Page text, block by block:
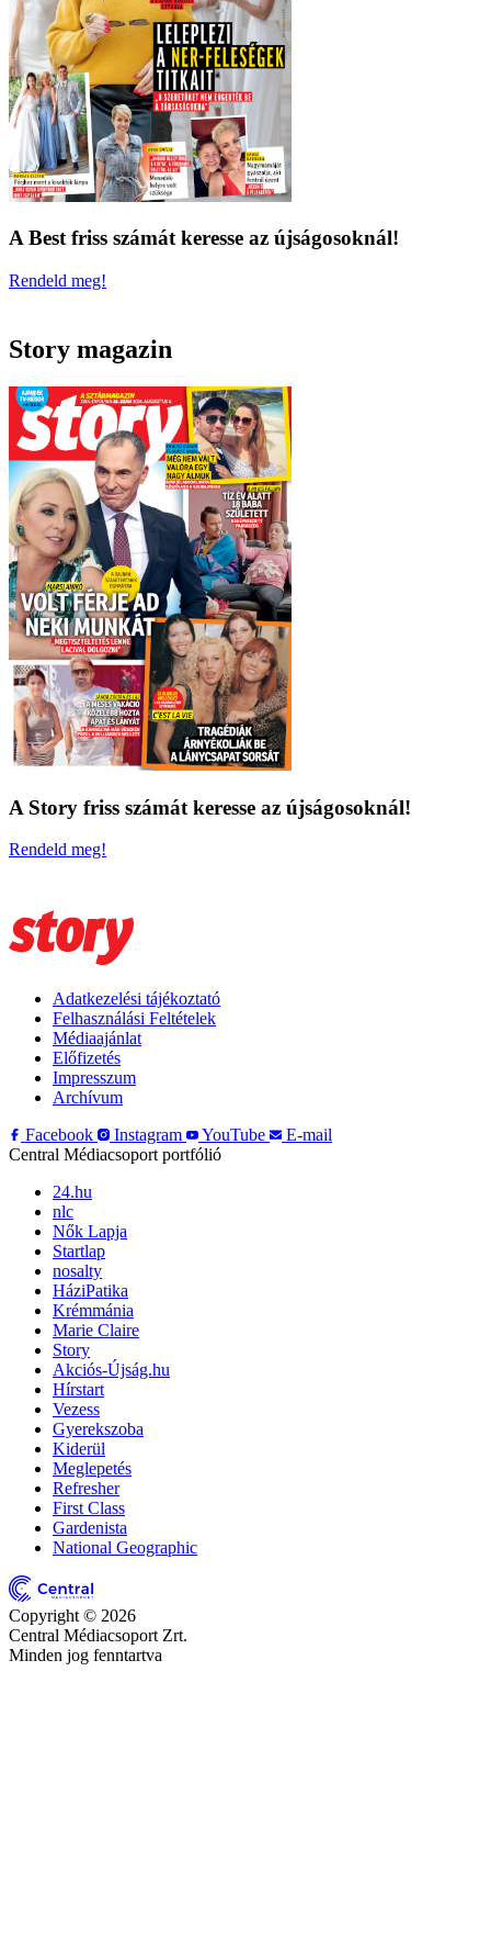
A Best friss számát keresse az újságosoknál!
Rendeld meg!
Story magazin
A Story friss számát keresse az újságosoknál!
Rendeld meg!
Adatkezelési tájékoztató
Felhasználási Feltételek
Médiaajánlat
Előfizetés
Impresszum
Archívum
Facebook
Instagram YouTube
E-mail
Central Médiacsoport portfólió
24.hu
nlc
Nők Lapja
Startlap
nosalty
HáziPatika
Krémmánia
Marie Claire
Story
Akciós-Újság.hu
Hírstart
Vezess
Gyerekszoba
Kiderül
Meglepetés
Refresher
First Class
Gardenista
National Geographic
Copyright © 2026
Central Médiacsoport Zrt.
Minden jog fenntartva